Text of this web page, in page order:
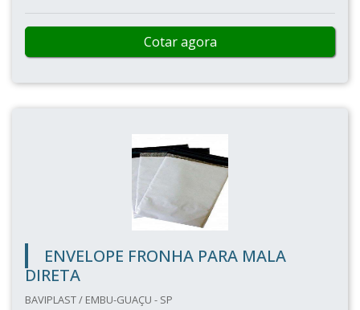
Cotar agora
ENVELOPE FRONHA PARA MALA
DIRETA
BAVIPLAST / EMBU-GUAÇU - SP